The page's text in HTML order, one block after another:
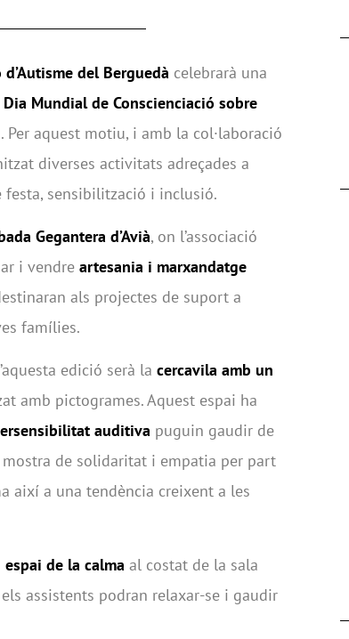
del Berguedà celebrarà una
Dia Mundial de Conscienciació sobre
. Per aquest motiu, i amb la col·laboració
diverses activitats adreçades a
sensibilització i inclusió.
Gegantera d’Avià, on l’associació
i vendre artesania i marxandatge
als projectes de suport a
famílies.
edició serà la cercavila amb un
amb pictogrames. Aquest espai ha
auditiva puguin gaudir de
de solidaritat i empatia per part
així a una tendència creixent a les
espai de la calma al costat de la sala
els assistents podran relaxar-se i gaudir